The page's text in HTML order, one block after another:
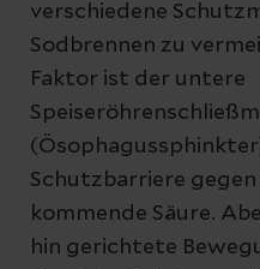
verschiedene
Sodbrennen zu
Faktor ist der untere
Schutzbarriere
kommende Säure.
hin gerichtete